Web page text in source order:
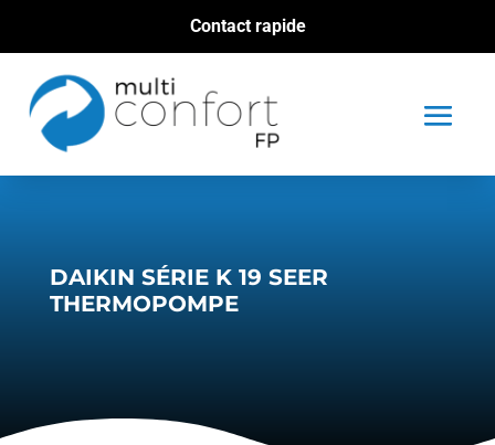
Contact rapide
DAIKIN SÉRIE K 19 SEER
THERMOPOMPE